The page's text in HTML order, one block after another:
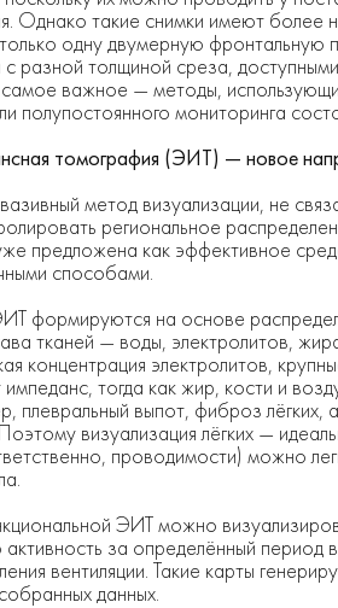
Однако такие снимки имеют более
одну двумерную
разной толщиной среза,
важное — методы,
полупостоянного мониторинга
томография (ЭИТ) — новое
метод визуализации, не
региональное
предложена как эффективное
способами.
формируются на основе
тканей — воды, электролитов,
концентрация электролитов,
тогда как жир, кости и
плевральный выпот, фиброз лёгких,
визуализация лёгких —
проводимости) можно
ЭИТ можно
за определённый период
вентиляции. Такие карты
данных.